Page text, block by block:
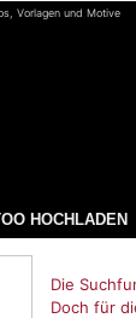
Vorlagen und Motive
HOCHLADEN
Die
Doch für